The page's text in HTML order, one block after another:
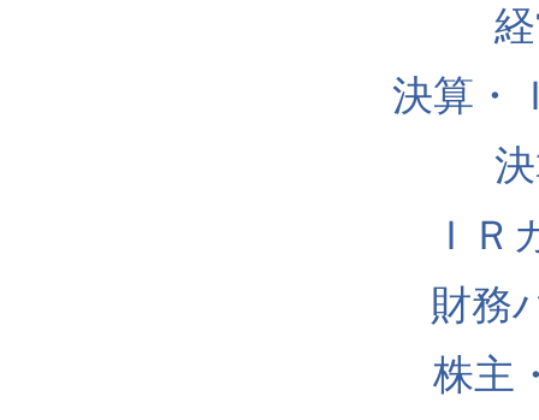
決算・
ＩＲ
財務
株主